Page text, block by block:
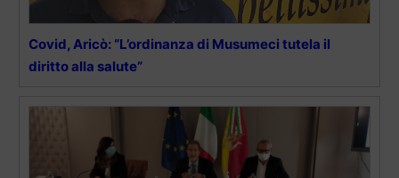
Covid, Aricò: “L’ordinanza di Musumeci tutela il
diritto alla salute”